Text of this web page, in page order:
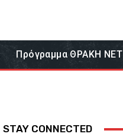
Πρόγραμμα ΘΡΑΚΗ ΝΕΤ
STAY CONNECTED